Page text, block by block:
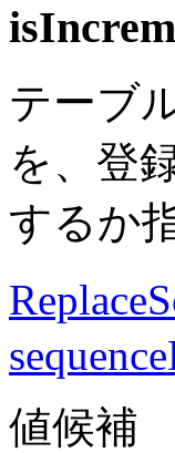
テーブ
を、登
するか
値候補